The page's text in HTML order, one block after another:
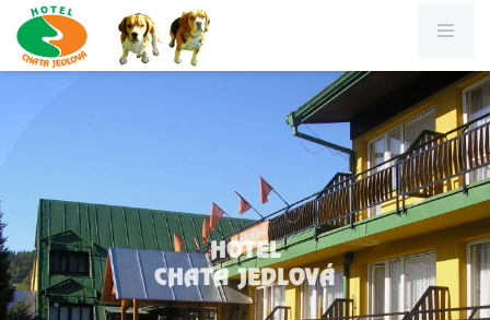
HOTEL
CHATA JEDLOVÁ